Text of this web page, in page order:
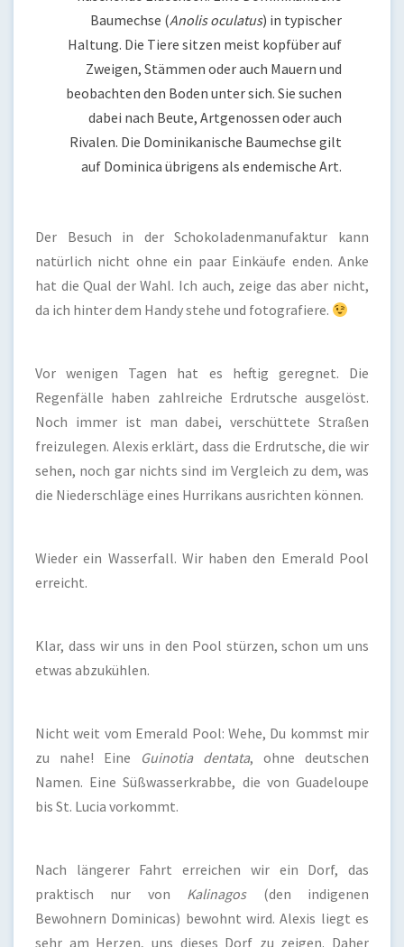
Baumechse (Anolis oculatus) in typischer
Haltung. Die Tiere sitzen meist kopfüber auf
Zweigen, Stämmen oder auch Mauern und
beobachten den Boden unter sich. Sie suchen
dabei nach Beute, Artgenossen oder auch
Rivalen. Die Dominikanische Baumechse gilt
auf Dominica übrigens als endemische Art.
Der Besuch in der Schokoladenmanufaktur kann
natürlich nicht ohne ein paar Einkäufe enden. Anke
hat die Qual der Wahl. Ich auch, zeige das aber nicht,
da ich hinter dem Handy stehe und fotografiere.
Vor wenigen Tagen hat es heftig geregnet. Die
Regenfälle haben zahlreiche Erdrutsche ausgelöst.
Noch immer ist man dabei, verschüttete Straßen
freizulegen. Alexis erklärt, dass die Erdrutsche, die wir
sehen, noch gar nichts sind im Vergleich zu dem, was
die Niederschläge eines Hurrikans ausrichten können.
Wieder ein Wasserfall. Wir haben den Emerald Pool
erreicht.
Klar, dass wir uns in den Pool stürzen, schon um uns
etwas abzukühlen.
Nicht weit vom Emerald Pool: Wehe, Du kommst mir
zu nahe! Eine Guinotia dentata, ohne deutschen
Namen. Eine Süßwasserkrabbe, die von Guadeloupe
bis St. Lucia vorkommt.
Nach längerer Fahrt erreichen wir ein Dorf, das
praktisch nur von Kalinagos (den indigenen
Bewohnern Dominicas) bewohnt wird. Alexis liegt es
sehr am Herzen, uns dieses Dorf zu zeigen. Daher